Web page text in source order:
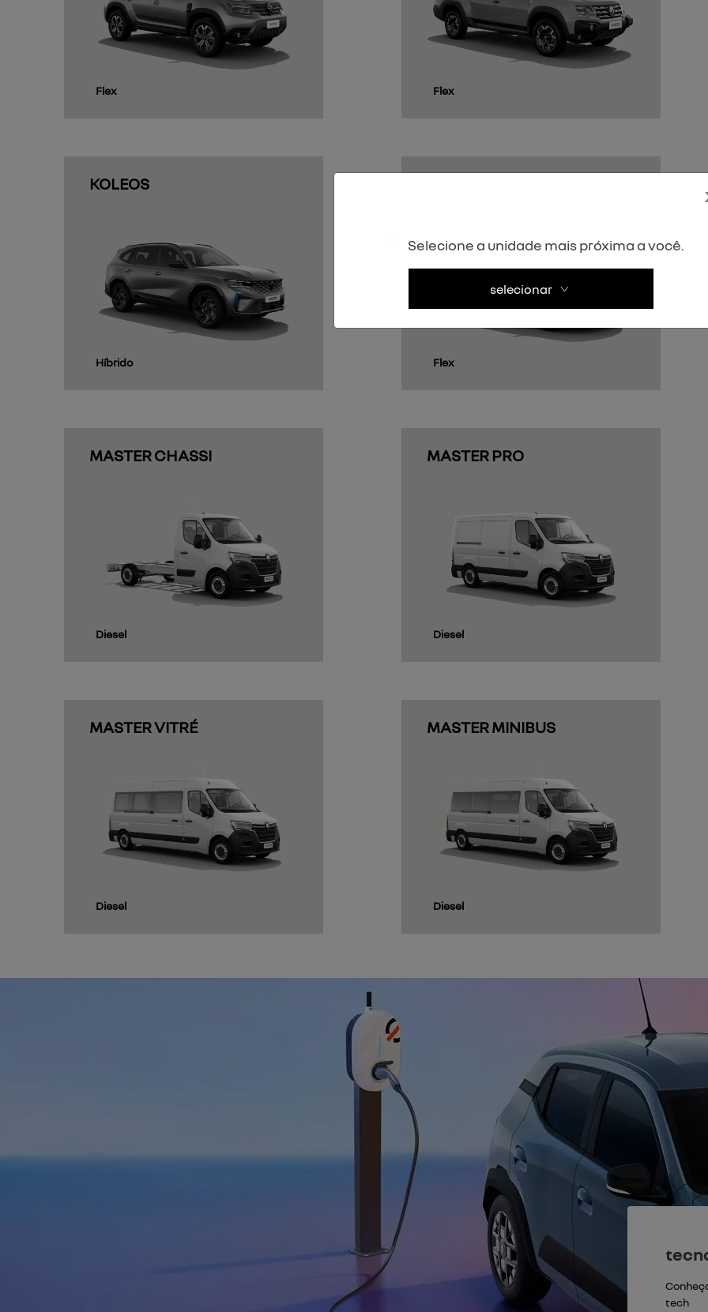
Flex Flex
KOLEOS
Híbrido Flex
MASTER CHASSI
Diesel
MASTER PRO
Diesel
MASTER VITRÉ
Diesel
MASTER MINIBUS
Diesel
tech
Selecione a unidade mais próxima a você.
selecionar